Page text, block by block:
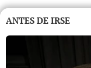
ANTES DE IRSE